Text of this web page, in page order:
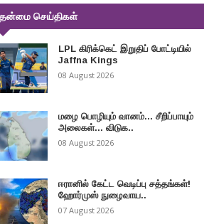
செய்திகள்
LPL கிரிக்கெட் இறுதிப் போட்டியில்
Jaffna Kings
08 August 2026
மழை பொழியும் வானம்... சீறிப்பாயும்
அலைகள்... விடுக..
08 August 2026
ஈரானில் கேட்ட வெடிப்பு சத்தங்கள்!
ஹோர்முஸ் நுழைவாய..
07 August 2026